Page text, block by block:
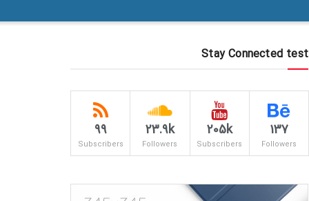
Stay Connected test
137
Followers
205k
Subscribers
23.9k
Followers
99
Subscribers